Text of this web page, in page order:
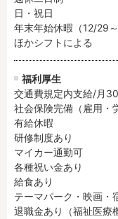
日・祝日
年末年始休暇（12/29～
ほかシフトによる
福利厚生
交通費規定内支給/月
社会保険完備（雇用・
有給休暇
研修制度あり
マイカー通勤可
各種祝い金あり
給食あり
テーマパーク・映画・
退職金あり（福祉医療